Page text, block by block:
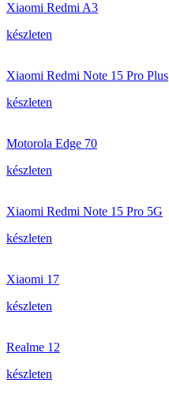
Xiaomi Redmi A3
készleten
Xiaomi Redmi Note 15 Pro Plus
készleten
Motorola Edge 70
készleten
Xiaomi Redmi Note 15 Pro 5G
készleten
Xiaomi 17
készleten
Realme 12
készleten